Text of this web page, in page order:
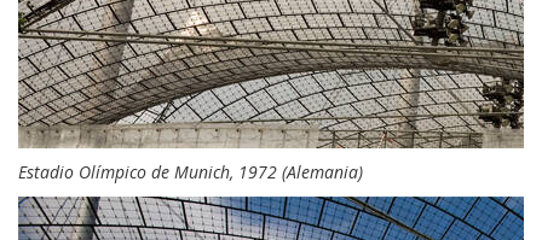
Estadio Olímpico de Munich, 1972 (Alemania)